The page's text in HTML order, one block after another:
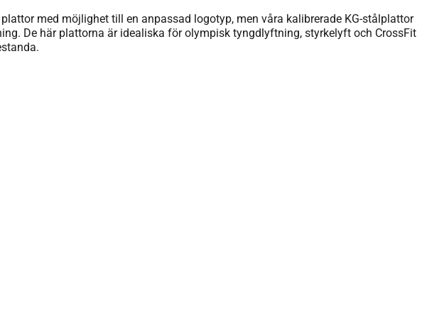
med möjlighet till en anpassad logotyp, men våra kalibrerade KG-stålplattor
De här plattorna är idealiska för olympisk tyngdlyftning, styrkelyft och CrossFit